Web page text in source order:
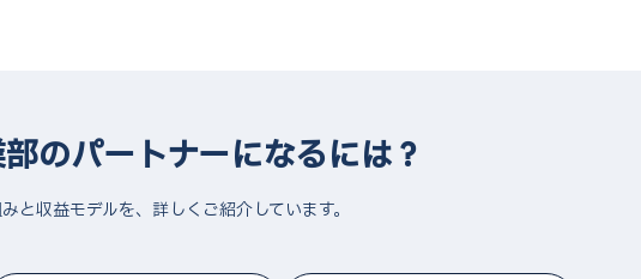
のパートナーになるには？
と収益モデルを、詳しくご紹介しています。